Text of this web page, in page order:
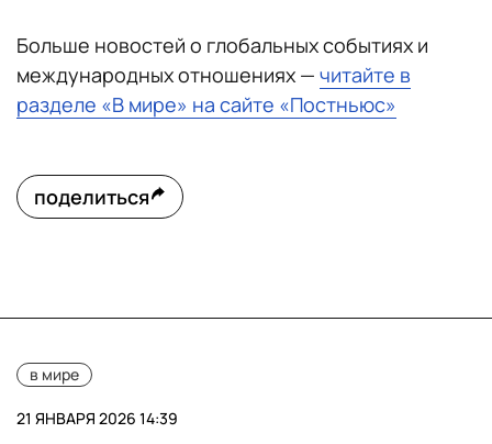
Больше новостей о глобальных событиях и
международных отношениях — читайте в
разделе «В мире» на сайте «Постньюс»
поделиться
в мире
21 ЯНВАРЯ 2026 14:39